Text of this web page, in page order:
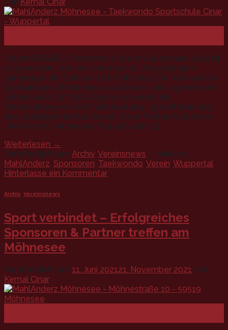
Foto:MEDIABEL/Fotoservice-Stefan Gottschalk. Spät ist
es geworden, aber so schön war es. Am gestrigen
Samstag in der Zeit von 10.00 Uhr bis 22.00 fand auf der
Sportanlage in Möhnesee, das Kinder- und Jugendevent
„Ehrensache `21“ statt. Organisiert wurde die
Veranstaltung von der Fachberatung Jugendförderung
des Kreisjugendamtes Soest. Unser Partner & Sponsor
„MahlAnderz Möhnesee“ hat sich nicht […]
Weiterlesen →
Veröffentlicht am Archiv Vereinsnews
Markiert
MahlAnderz Sponsoren Taekwondo Verein Wuppertal
Hinterlasse ein Kommentar
Archiv, Vereinsnews
Sport verbindet – Erfolgreiches
Sponsoren & Partner treffen am
Möhnesee
Veröffentlicht am 11. Juni 202121. November 2021 von
Kemal Cinar